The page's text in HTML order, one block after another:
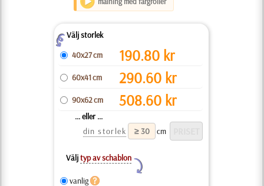
ZVälj storlek
40x27 cm
190.80 kr
60x41 cm 290.60 kr
90x62 cm 508.60 kr
... eller ...
din storlek
cm
Väljtyp av schablon
Y
vanlig